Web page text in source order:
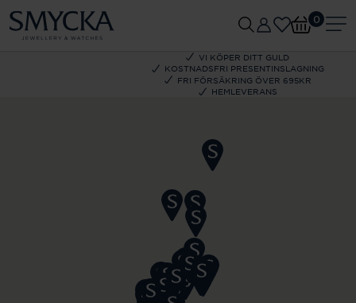
VI KÖPER DITT GULD
KOSTNADSFRI PRESENTINSLAGNING
FRI FÖRSÄKRING ÖVER 695KR
HEMLEVERANS
0